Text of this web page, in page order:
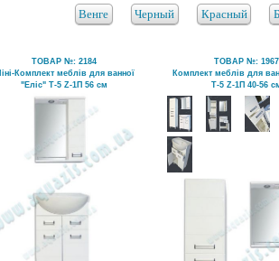
Венге Черный Красный
ТОВАР №: 2184
Комплект меблів для ванної
"Еліс" Т-5 Z-1П 56 см
ТОВАР №: 1967
Комплект меблів для
Т-5 Z-1П 40-56